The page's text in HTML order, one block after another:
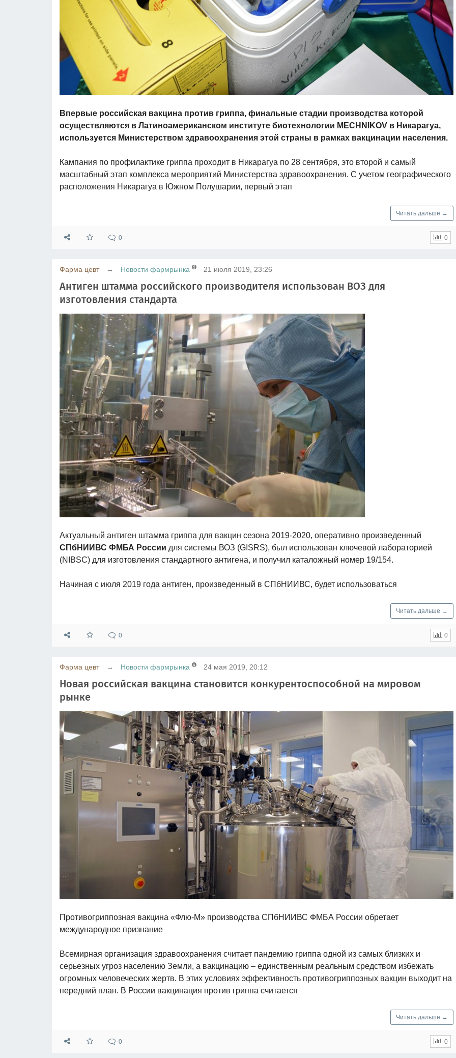
Впервые российская вакцина против гриппа, финальные стадии производства которой
осуществляются в Латиноамериканском институте биотехнологии MECHNIKOV в Никарагуа,
используется Министерством здравоохранения этой страны в рамках вакцинации населения.
Кампания по профилактике гриппа проходит в Никарагуа по 28 сентября, это второй и самый
масштабный этап комплекса мероприятий Министерства здравоохранения. С учетом географического
расположения Никарагуа в Южном Полушарии, первый этап
Читать дальше →
0 0
Фарма цевт → Новости фармрынка 21 июля 2019, 23:26
Антиген штамма российского производителя использован ВОЗ для
изготовления стандарта
Актуальный антиген штамма гриппа для вакцин сезона 2019-2020, оперативно произведенный
СПбНИИВС ФМБА России для системы ВОЗ (GISRS), был использован ключевой лабораторией
(NIBSC) для изготовления стандартного антигена, и получил каталожный номер 19/154.
Начиная с июля 2019 года антиген, произведенный в СПбНИИВС, будет использоваться
Читать дальше →
0 0
Фарма цевт → Новости фармрынка 24 мая 2019, 20:12
Новая российская вакцина становится конкурентоспособной на мировом
рынке
Противогриппозная вакцина «Флю-М» производства СПбНИИВС ФМБА России обретает
международное признание
Всемирная организация здравоохранения считает пандемию гриппа одной из самых близких и
серьезных угроз населению Земли, а вакцинацию – единственным реальным средством избежать
огромных человеческих жертв. В этих условиях эффективность противогриппозных вакцин выходит на
передний план. В России вакцинация против гриппа считается
Читать дальше →
0 0